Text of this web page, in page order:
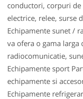
conductori, corpuri
electrice, relee, surse
Echipamente sunet /
va ofera o gama larga
radiocomunicatie,
Echipamente sport
echipamente si
Echipamente